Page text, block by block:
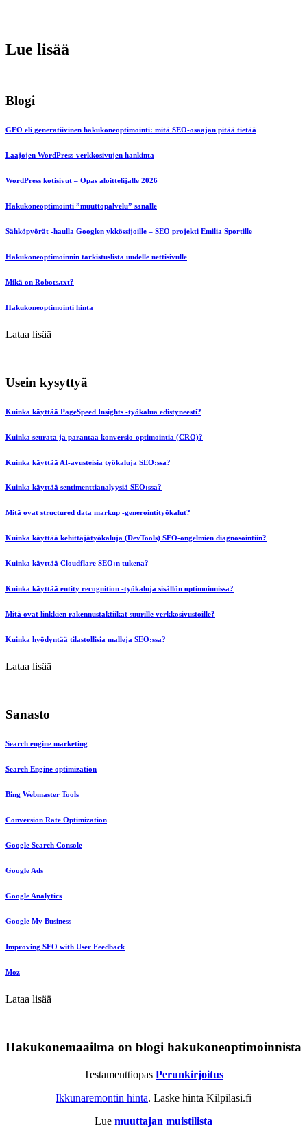
Lue lisää
Blogi
GEO eli generatiivinen hakukoneoptimointi: mitä SEO-osaajan pitää tietää
Laajojen WordPress-verkkosivujen hankinta
WordPress kotisivut – Opas aloittelijalle 2026
Hakukoneoptimointi ”muuttopalvelu” sanalle
Sähköpyörät -haulla Googlen ykkössijoille – SEO projekti Emilia Sportille
Hakukoneoptimoinnin tarkistuslista uudelle nettisivulle
Mikä on Robots.txt?
Hakukoneoptimointi hinta
Lataa lisää
Usein kysyttyä
Kuinka käyttää PageSpeed Insights -työkalua edistyneesti?
Kuinka seurata ja parantaa konversio-optimointia (CRO)?
Kuinka käyttää AI-avusteisia työkaluja SEO:ssa?
Kuinka käyttää sentimenttianalyysiä SEO:ssa?
Mitä ovat structured data markup -generointityökalut?
Kuinka käyttää kehittäjätyökaluja (DevTools) SEO-ongelmien diagnosointiin?
Kuinka käyttää Cloudflare SEO:n tukena?
Kuinka käyttää entity recognition -työkaluja sisällön optimoinnissa?
Mitä ovat linkkien rakennustaktiikat suurille verkkosivustoille?
Kuinka hyödyntää tilastollisia malleja SEO:ssa?
Lataa lisää
Sanasto
Search engine marketing
Search Engine optimization
Bing Webmaster Tools
Conversion Rate Optimization
Google Search Console
Google Ads
Google Analytics
Google My Business
Improving SEO with User Feedback
Moz
Lataa lisää
Hakukonemaailma on blogi hakukoneoptimoinnista
Testamenttiopas Perunkirjoitus
Ikkunaremontin hinta. Laske hinta Kilpilasi.fi
Lue muuttajan muistilista